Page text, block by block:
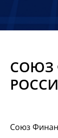
Материалы
СОЮЗ
Союз